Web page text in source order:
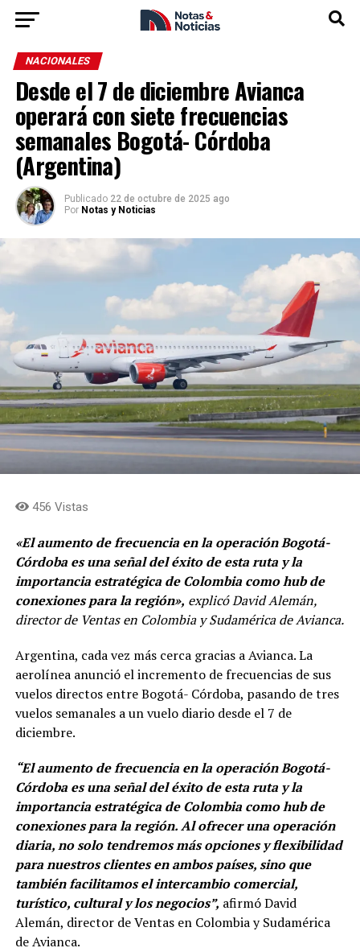
NACIONALES
Desde el 7 de diciembre Avianca
operará con siete frecuencias
semanales Bogotá- Córdoba
(Argentina)
Publicado 22 de octubre de 2025 ago
Por Notas y Noticias
456 Vistas
«El aumento de frecuencia en la operación Bogotá-
Córdoba es una señal del éxito de esta ruta y la
importancia estratégica de Colombia como hub de
conexiones para la región», explicó David Alemán,
director de Ventas en Colombia y Sudamérica de Avianca.
Argentina, cada vez más cerca gracias a Avianca. La
aerolínea anunció el incremento de frecuencias de sus
vuelos directos entre Bogotá- Córdoba, pasando de tres
vuelos semanales a un vuelo diario desde el 7 de
diciembre.
“El aumento de frecuencia en la operación Bogotá-
Córdoba es una señal del éxito de esta ruta y la
importancia estratégica de Colombia como hub de
conexiones para la región. Al ofrecer una operación
diaria, no solo tendremos más opciones y flexibilidad
para nuestros clientes en ambos países, sino que
también facilitamos el intercambio comercial,
turístico, cultural y los negocios”, afirmó David
Alemán, director de Ventas en Colombia y Sudamérica
de Avianca.